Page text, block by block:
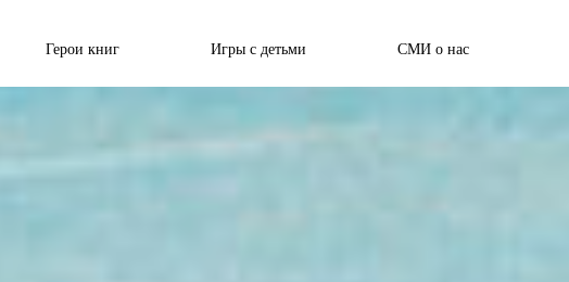
Герои книг Игры с детьми СМИ о нас